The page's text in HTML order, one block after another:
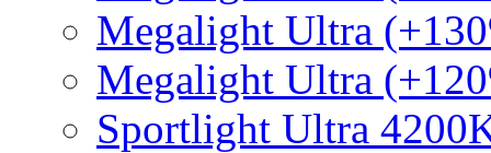
Megalight Ultra
Megalight Ultra
Sportlight Ultra